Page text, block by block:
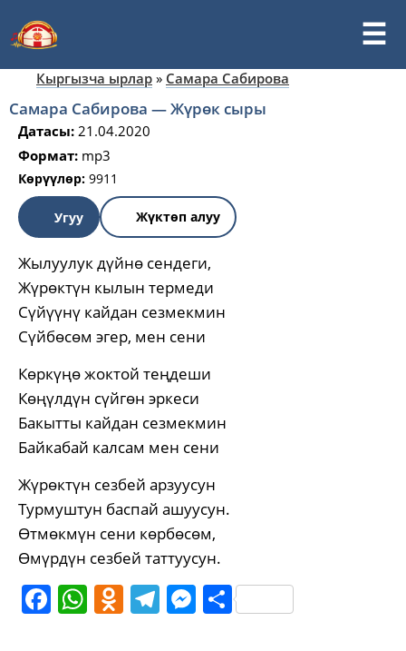
Кыргызча ырлар » Самара Сабирова
Cамара Сабирова — Жүрөк сыры
Датасы: 21.04.2020
Формат: mp3
Көрүүлөр: 9911
Угуу Жүктөп алуу
Жылуулук дүйнө сендеги,
Жүрөктүн кылын термеди
Сүйүүнү кайдан сезмекмин
Сүйбөсөм эгер, мен сени
Көркүңө жоктой теңдеши
Көңүлдүн сүйгөн эркеси
Бакытты кайдан сезмекмин
Байкабай калсам мен сени
Жүрөктүн сезбей арзуусун
Турмуштун баспай ашуусун.
Өтмөкмүн сени көрбөсөм,
Өмүрдүн сезбей таттуусун.
Facebook
WhatsApp
Odnoklassniki
Telegram
Messenger
Share